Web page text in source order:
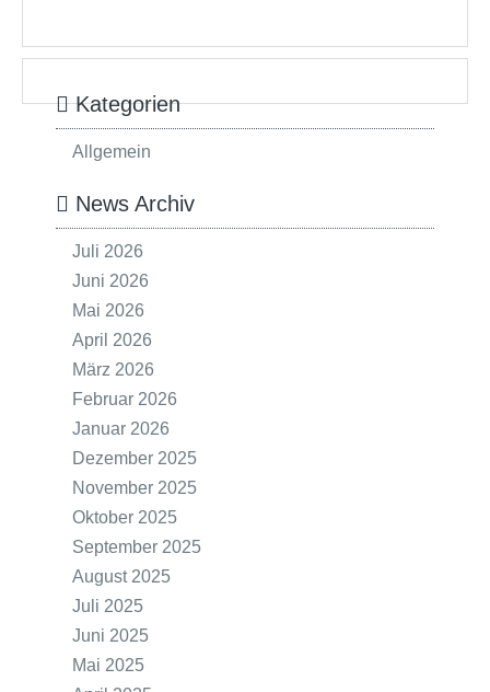
Kategorien
Allgemein
News Archiv
Juli 2026
Juni 2026
Mai 2026
April 2026
März 2026
Februar 2026
Januar 2026
Dezember 2025
November 2025
Oktober 2025
September 2025
August 2025
Juli 2025
Juni 2025
Mai 2025